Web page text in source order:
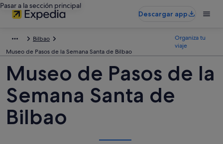
Pasar a la sección principal
Descargar app
Bilbao
Museo de Pasos de la Semana Santa de Bilbao
Organiza tu
viaje
Museo de Pasos de la
Semana Santa de
Bilbao